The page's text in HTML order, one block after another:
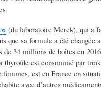
(du laboratoire Merck), qui a
que sa formule a été changée
de 34 millions de boîtes en
thyroïde est consommé par
femmes, est en France en
avec d’autres